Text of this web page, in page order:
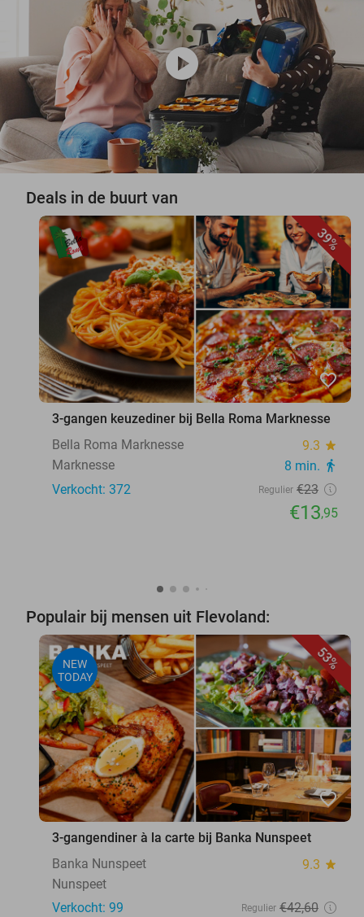
play_circle
Deals in de buurt van
39%
favorite_border
3-gangen keuzediner bij Bella Roma Marknesse
Bella Roma Marknesse
9.3 star
Marknesse 8 min. directions_walk
Verkocht: 372 Regulier €23
€13,95
Populair bij mensen uit Flevoland:
53%
NEW
TODAY
favorite_border
3-gangendiner à la carte bij Banka Nunspeet
Banka Nunspeet
9.3 star
Nunspeet
Verkocht: 99
Regulier €42,60